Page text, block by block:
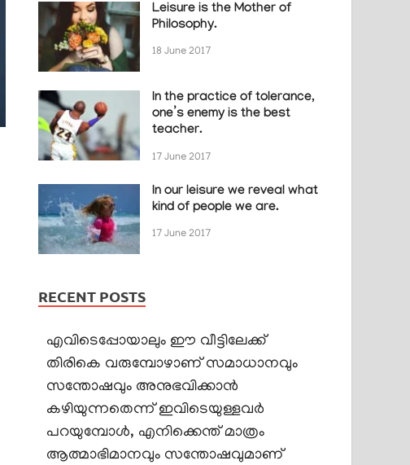
Leisure is the Mother of
Philosophy.
18 June 2017
In the practice of tolerance,
one’s enemy is the best
teacher.
17 June 2017
In our leisure we reveal what
kind of people we are.
17 June 2017
RECENT POSTS
എവിടെപ്പോയാലും ഈ വീട്ടിലേക്ക്
തിരികെ വരുമ്പോഴാണ് സമാധാനവും
സന്തോഷവും അനുഭവിക്കാൻ
കഴിയുന്നതെന്ന് ഇവിടെയുള്ളവർ
പറയുമ്പോൾ, എനിക്കെന്ത് മാത്രം
ആത്മാഭിമാനവും സന്തോഷവുമാണ്